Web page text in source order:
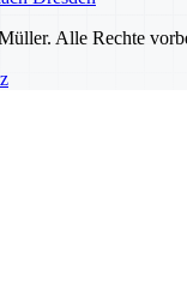
Alle Rechte